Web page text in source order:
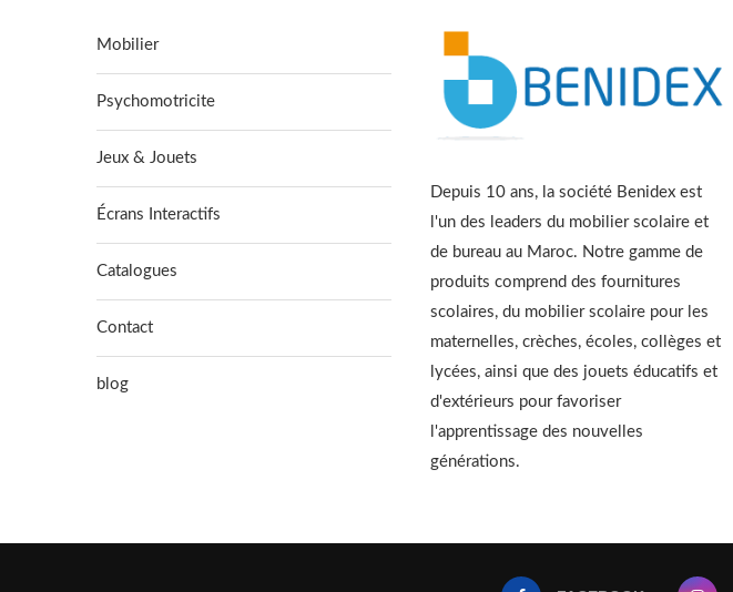
Mobilier
Psychomotricite
Jeux & Jouets
Écrans Interactifs
Catalogues
Contact
blog
Depuis 10 ans, la société Benidex est
l'un des leaders du mobilier scolaire et
de bureau au Maroc. Notre gamme de
produits comprend des fournitures
scolaires, du mobilier scolaire pour les
maternelles, crèches, écoles, collèges et
lycées, ainsi que des jouets éducatifs et
d'extérieurs pour favoriser
l'apprentissage des nouvelles
générations.